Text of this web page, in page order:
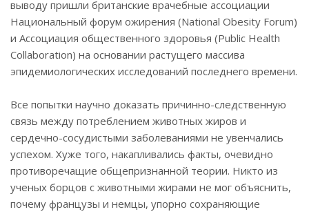
выводу пришли британские врачебные ассоциации
Национальный форум ожирения (National Obesity Forum)
и Ассоциация общественного здоровья (Public Health
Collaboration) на основании растущего массива
эпидемиологических исследований последнего времени.
Все попытки научно доказать причинно-следственную
связь между потреблением животных жиров и
сердечно-сосудистыми заболеваниями не увенчались
успехом. Хуже того, накапливались факты, очевидно
противоречащие общепризнанной теории. Никто из
ученых борцов с животными жирами не мог объяснить,
почему французы и немцы, упорно сохраняющие